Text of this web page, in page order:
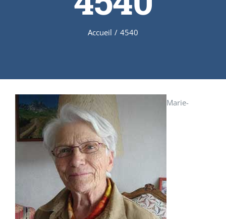
Accueil / 4540
Marie-